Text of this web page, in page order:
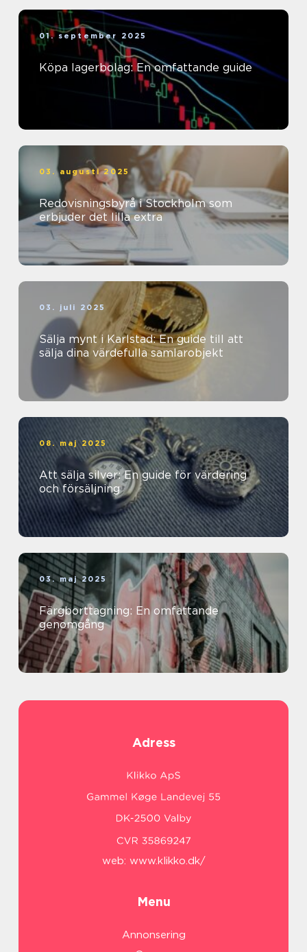
01. september 2025
Köpa lagerbolag: En omfattande guide
03. augusti 2025
Redovisningsbyrå i Stockholm som
erbjuder det lilla extra
03. juli 2025
Sälja mynt i Karlstad: En guide till att
sälja dina värdefulla samlarobjekt
08. maj 2025
Att sälja silver: En guide för värdering
och försäljning
03. maj 2025
Färgborttagning: En omfattande
genomgång
Adress
web: www.klikko.dk/
Menu
Annonsering